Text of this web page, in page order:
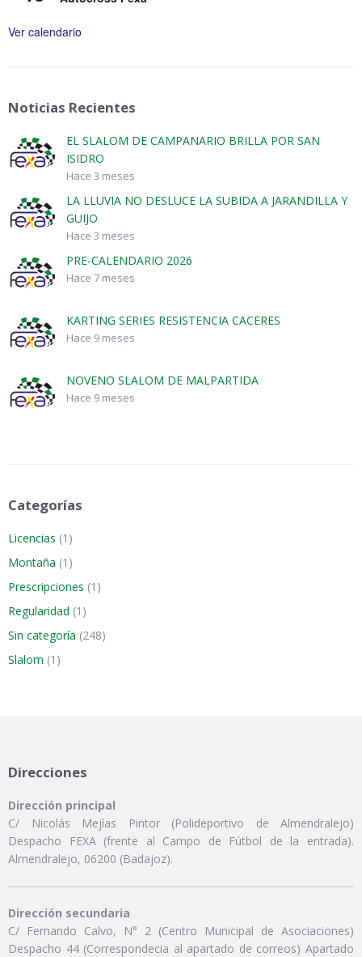
Ver calendario
Noticias Recientes
EL SLALOM DE CAMPANARIO BRILLA POR SAN
ISIDRO
Hace 3 meses
LA LLUVIA NO DESLUCE LA SUBIDA A JARANDILLA Y
GUIJO
Hace 3 meses
PRE-CALENDARIO 2026
Hace 7 meses
KARTING SERIES RESISTENCIA CACERES
Hace 9 meses
NOVENO SLALOM DE MALPARTIDA
Hace 9 meses
Categorías
Licencias (1)
Montaña (1)
Prescripciones (1)
Regularidad (1)
Sin categoría (248)
Slalom (1)
Direcciones
Dirección principal
C/ Nicolás Mejías Pintor (Polideportivo de Almendralejo)
Despacho FEXA (frente al Campo de Fútbol de la entrada).
Almendralejo, 06200 (Badajoz).
Dirección secundaria
C/ Fernando Calvo, N° 2 (Centro Municipal de Asociaciones)
Despacho 44 (Correspondecia al apartado de correos) Apartado